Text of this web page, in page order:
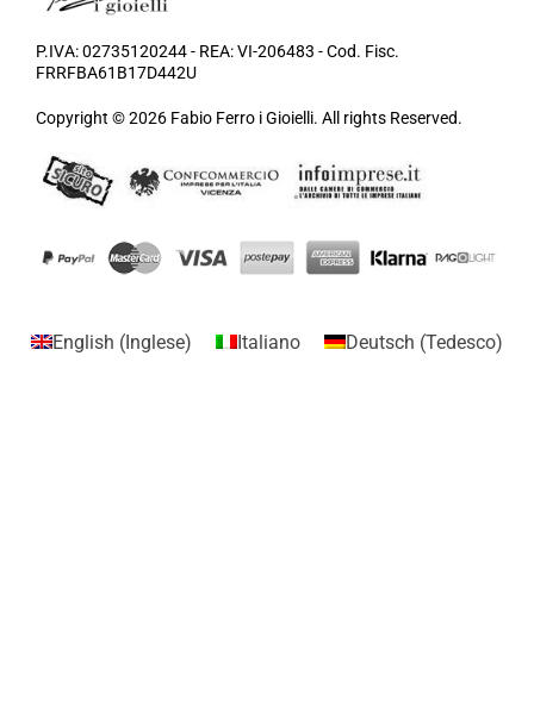
P.IVA: 02735120244 - REA: VI-206483 - Cod. Fisc.
FRRFBA61B17D442U
Copyright © 2026 Fabio Ferro i Gioielli. All rights Reserved.
English (Inglese) Italiano Deutsch (Tedesco)